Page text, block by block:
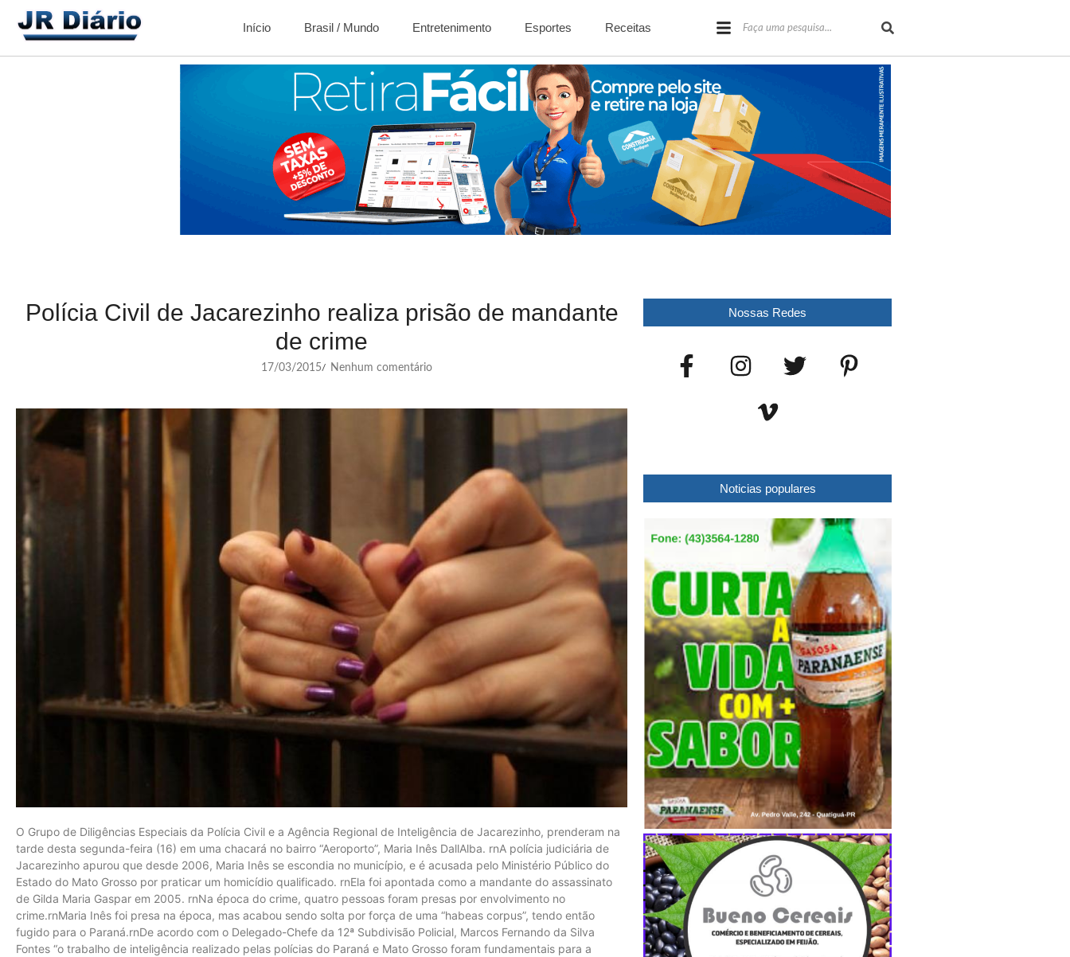
Início Brasil / Mundo Entretenimento Esportes Receitas
Polícia Civil de Jacarezinho realiza prisão de mandante
de crime
17/03/2015/ Nenhum comentário
O Grupo de Diligências Especiais da Polícia Civil e a Agência Regional de Inteligência de Jacarezinho, prenderam na
tarde desta segunda-feira (16) em uma chacará no bairro “Aeroporto”, Maria Inês DallAlba. rnA polícia judiciária de
Jacarezinho apurou que desde 2006, Maria Inês se escondia no município, e é acusada pelo Ministério Público do
Estado do Mato Grosso por praticar um homicídio qualificado. rnEla foi apontada como a mandante do assassinato
de Gilda Maria Gaspar em 2005. rnNa época do crime, quatro pessoas foram presas por envolvimento no
crime.rnMaria Inês foi presa na época, mas acabou sendo solta por força de uma “habeas corpus”, tendo então
fugido para o Paraná.rnDe acordo com o Delegado-Chefe da 12ª Subdivisão Policial, Marcos Fernando da Silva
Fontes “o trabalho de inteligência realizado pelas polícias do Paraná e Mato Grosso foram fundamentais para a
Nossas Redes
Noticias populares